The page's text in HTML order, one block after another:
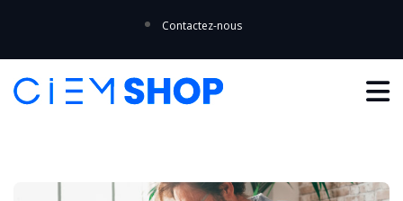
Contactez-nous